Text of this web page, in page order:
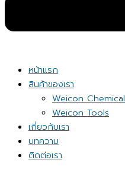
หน้าแรก
สินค้าของเรา
Weicon Chemical
Weicon Tools
เกี่ยวกับเรา
บทความ
ติดต่อเรา